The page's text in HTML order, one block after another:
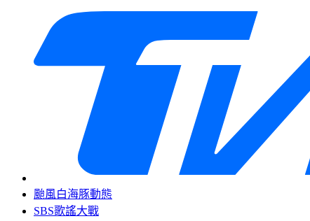
颱風白海豚動態
SBS歌謠大戰